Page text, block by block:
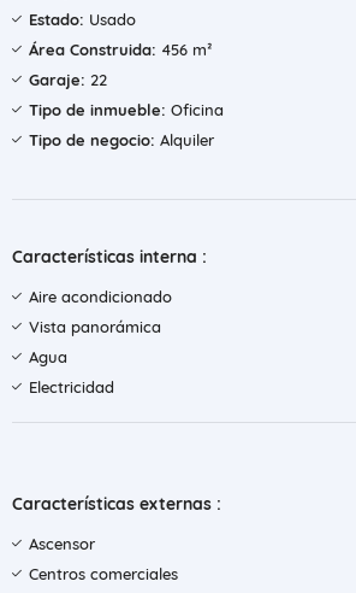
Estado: Usado
Área Construida: 456 m²
Garaje: 22
Tipo de inmueble: Oficina
Tipo de negocio: Alquiler
Características interna :
Aire acondicionado
Vista panorámica
Agua
Electricidad
Características externas :
Ascensor
Centros comerciales